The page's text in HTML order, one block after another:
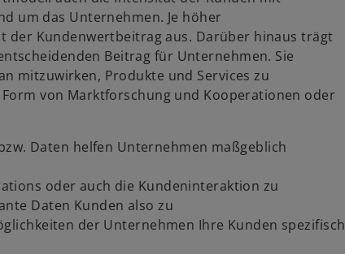
um das Unternehmen. Je höher
Kundenwertbeitrag aus. Darüber hinaus trägt
Beitrag für Unternehmen. Sie
mitzuwirken, Produkte und Services zu
von Marktforschung und Kooperationen oder
Daten helfen Unternehmen maßgeblich
oder auch die Kundeninteraktion zu
Daten Kunden also zu
der Unternehmen Ihre Kunden spezifisch